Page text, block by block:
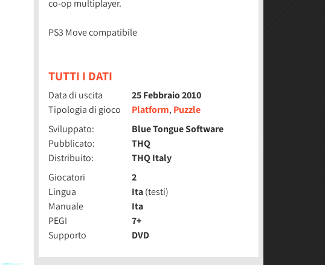
co-op multiplayer.
PS3 Move compatibile
TUTTI I DATI
Data di uscita
25 Febbraio 2010
Tipologia di gioco
Platform, Puzzle
Sviluppato:
Blue Tongue Software
Pubblicato:
THQ
Distribuito:
THQ Italy
Giocatori
2
Lingua
Ita(testi)
Manuale
Ita
PEGI
7+
Supporto
DVD